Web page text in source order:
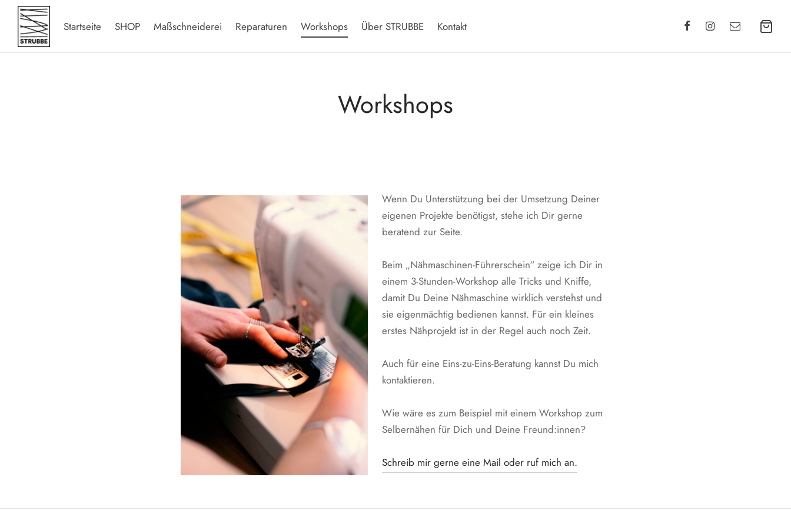
Startseite SHOP Maßschneiderei Reparaturen Workshops Über STRUBBE Kontakt
Workshops
Wenn Du Unterstützung bei der Umsetzung Deiner
eigenen Projekte benötigst, stehe ich Dir gerne
beratend zur Seite.
Beim „Nähmaschinen-Führerschein“ zeige ich Dir in
einem 3-Stunden-Workshop alle Tricks und Kniffe,
damit Du Deine Nähmaschine wirklich verstehst und
sie eigenmächtig bedienen kannst. Für ein kleines
erstes Nähprojekt ist in der Regel auch noch Zeit.
Auch für eine Eins-zu-Eins-Beratung kannst Du mich
kontaktieren.
Wie wäre es zum Beispiel mit einem Workshop zum
Selbernähen für Dich und Deine Freund:innen?
Schreib mir gerne eine Mail oder ruf mich an.